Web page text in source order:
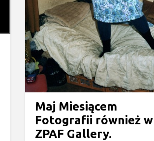
Maj Miesiącem
Fotografii również w
ZPAF Gallery.